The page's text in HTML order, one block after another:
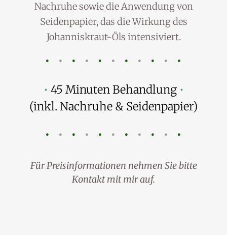
Nachruhe sowie die Anwendung von
Seidenpapier, das die Wirkung des
Johanniskraut-Öls intensiviert.
• • • • • • • • • • •
• 45 Minuten Behandlung •
(inkl. Nachruhe & Seidenpapier)
• • • • • • • • • • •
Für Preisinformationen nehmen Sie bitte
Kontakt mit mir auf.